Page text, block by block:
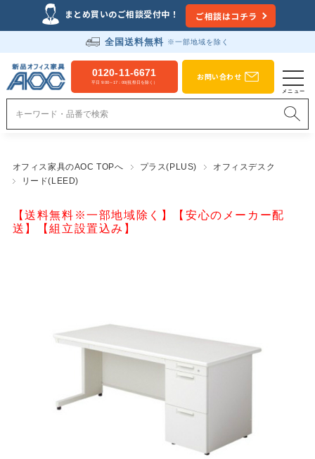
まとめ買いのご相談受付中！ ご相談はコチラ
全国送料無料 ※一部地域を除く
0120-11-6671
平日 9:00～17：00(祝祭日を除く）
お問い合わせ
オフィス家具のAOC TOPへ プラス(PLUS)
オフィスデスク
リード(LEED)
【送料無料※一部地域除く】【安心のメーカー配
送】【組立設置込み】